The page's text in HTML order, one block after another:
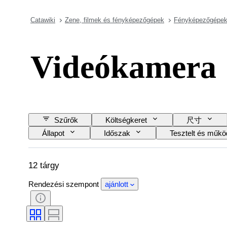
Catawiki Zene, filmek és fényképezőgépek
Videókamera
Szűrők Költségkeret 尺寸
Állapot
Időszak Tesztelt és
12 tárgy
Rendezési szempont ajánlott